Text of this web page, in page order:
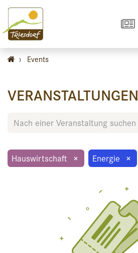
› Events
VERANSTALTUNGEN
Hauswirtschaft × Energie ×